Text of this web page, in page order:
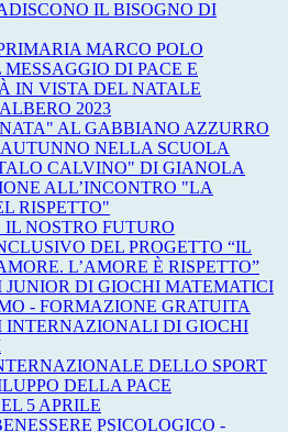
IL BISOGNO DI
MARCO POLO
DI PACE E
IN VISTA DEL NATALE
2023
AL GABBIANO AZZURRO
NELLA SCUOLA
CALVINO" DI GIANOLA
ALL’INCONTRO "LA
RISPETTO"
NOSTRO FUTURO
DEL PROGETTO “IL
L’AMORE È RISPETTO”
JUNIOR DI GIOCHI MATEMATICI
- FORMAZIONE GRATUITA
INTERNAZIONALI DI GIOCHI
DELLO SPORT
DELLA PACE
5 APRILE
PSICOLOGICO -